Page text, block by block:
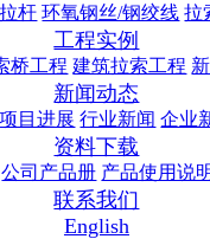
杆 环氧钢丝/钢绞线 拉
工程实例
桥工程 建筑拉索工程
新闻动态
项目进展 行业新闻 企业
资料下载
公司产品册 产品使用说
联系我们
English